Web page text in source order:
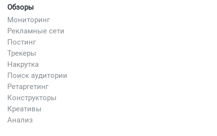
Обзоры
Мониторинг
Рекламные сети
Постинг
Трекеры
Накрутка
Поиск аудитории
Ретаргетинг
Конструкторы
Креативы
Анализ